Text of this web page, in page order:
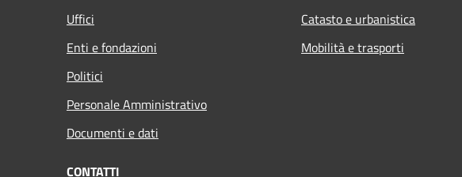
Uffici
Enti e fondazioni
Politici
Personale Amministrativo
Documenti e dati
Catasto e urbanistica
Mobilità e trasporti
CONTATTI